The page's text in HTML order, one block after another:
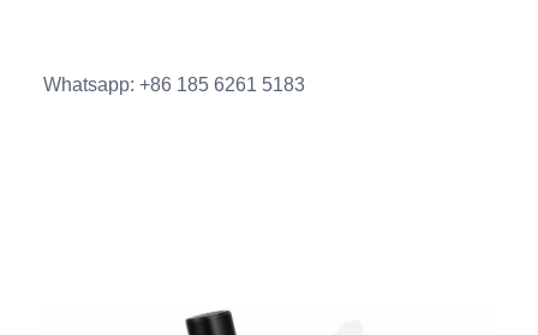
Whatsapp: +86 185 6261 5183